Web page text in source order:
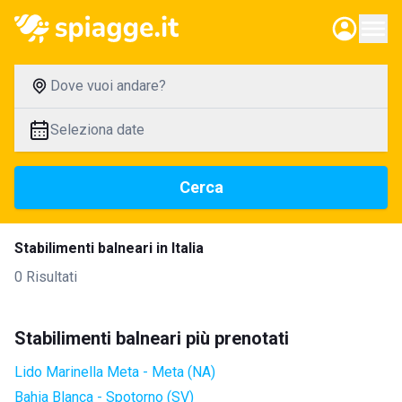
Dove vuoi andare?
Seleziona date
Cerca
Stabilimenti balneari in Italia
0 Risultati
Stabilimenti balneari più prenotati
Lido Marinella Meta - Meta (NA)
Bahia Blanca - Spotorno (SV)